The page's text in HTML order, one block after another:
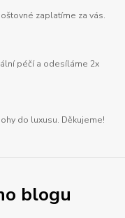
zaplatíme za vás.
péčí a odesíláme 2x
do luxusu. Děkujeme!
blogu